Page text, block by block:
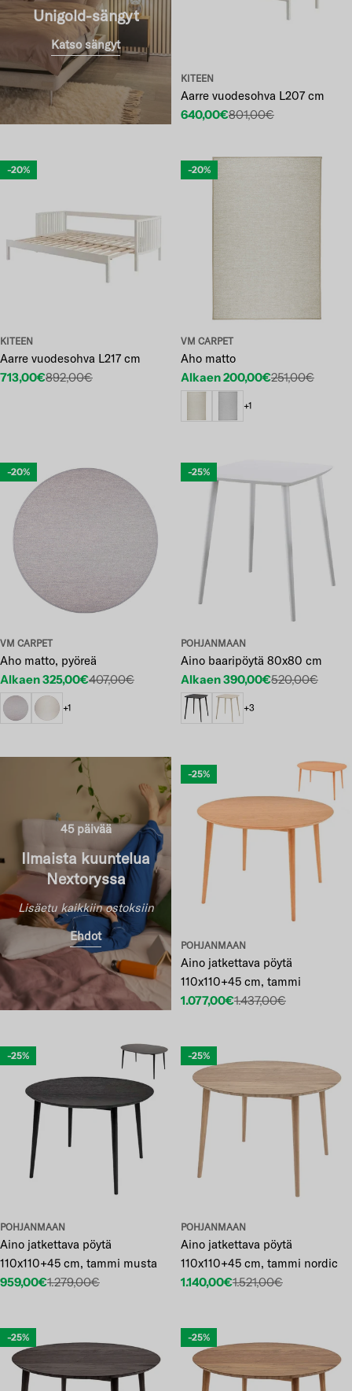
Unigold-sängyt
Katso sängyt
KITEEN
Aarre vuodesohva L207 cm
Etuhinta
640,00€
Normaalihinta
801,00€
-20%
KITEEN
Aarre vuodesohva L217 cm
Etuhinta
713,00€
Normaalihinta
892,00€
-20%
VM CARPET
Aho matto
Etuhinta
Alkaen 200,00€
Normaalihinta 251,00€
+1
-20%
VM CARPET
Aho matto, pyöreä
Etuhinta
Alkaen 325,00€
Normaalihinta 407,00€
+1
-25%
POHJANMAAN
Aino baaripöytä 80x80 cm
Etuhinta
Alkaen 390,00€
Normaalihinta 520,00€
+3
45 päivää
Ilmaista kuuntelua
Nextoryssa
Lisäetu kaikkiin ostoksiin
Ehdot
-25%
POHJANMAAN
Aino jatkettava pöytä
110x110+45 cm, tammi
Etuhinta
1.077,00€
Normaalihinta1.437,00€
-25%
POHJANMAAN
Aino jatkettava pöytä
110x110+45 cm, tammi musta
Etuhinta
959,00€
Normaalihinta
1.279,00€
-25%
POHJANMAAN
Aino jatkettava pöytä
110x110+45 cm, tammi nordic
Etuhinta
1.140,00€
Normaalihinta
1.521,00€
-25% -25%